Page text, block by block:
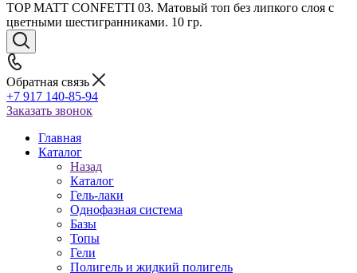
ТОP MATT CONFETTI 03. Матовый топ без липкого слоя с
цветными шестигранниками. 10 гр.
Обратная связь
+7 917 140-85-94
Заказать звонок
Главная
Каталог
Назад
Каталог
Гель-лаки
Однофазная система
Базы
Топы
Гели
Полигель и жидкий полигель